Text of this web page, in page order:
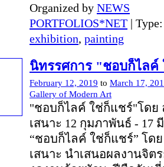
Organized by NEWS
PORTFOLIOS*NET |
exhibition, painting
นิทรรศการ "ชอบก็ไลค์
February 12, 2019 to March 17,
Gallery of Modern Art
"ชอบก็ไลค์ ใช่ก็แชร์"โดย
เสนาะ 12 กุมภาพันธ์ - 17
“ชอบก็ไลค์ ใช่ก็แชร์” โด
เสนาะ นำเสนอผลงานจิต